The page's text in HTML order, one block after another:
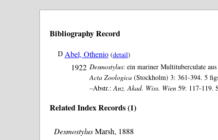
Bibliography Record
D Abel, Othenio (detail)
1922 Desmostylus: ein mariner Multituberculate
Acta Zoologica(Stockholm) 3: 361-394. 5
–Abstr.: Anz. Akad. Wiss. Wien59: 117-119.
Related Index Records (1)
DesmostylusMarsh, 1888